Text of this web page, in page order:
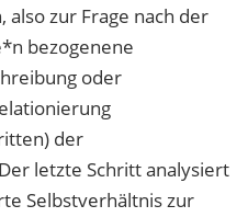
also zur Frage nach der
bezogenene
oder
der
letzte Schritt analysiert
Selbstverhältnis zur